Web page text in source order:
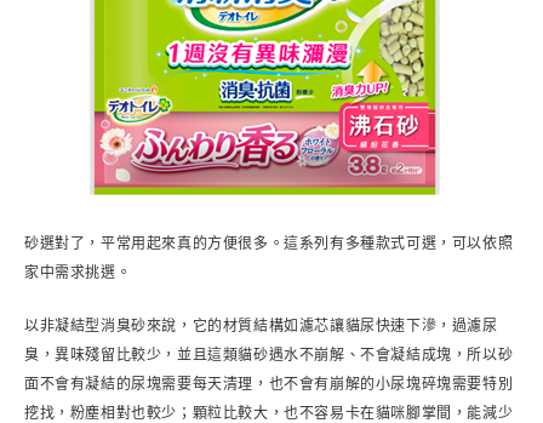
砂選對了，平常用起來真的方便很多。這系列有多種款式可選，可以依照
家中需求挑選。
以非凝結型消臭砂來說，它的材質結構如濾芯讓貓尿快速下滲，過濾尿
臭，異味殘留比較少，並且這類貓砂遇水不崩解、不會凝結成塊，所以砂
面不會有凝結的尿塊需要每天清理，也不會有崩解的小尿塊碎塊需要特別
挖找，粉塵相對也較少；顆粒比較大，也不容易卡在貓咪腳掌間，能減少